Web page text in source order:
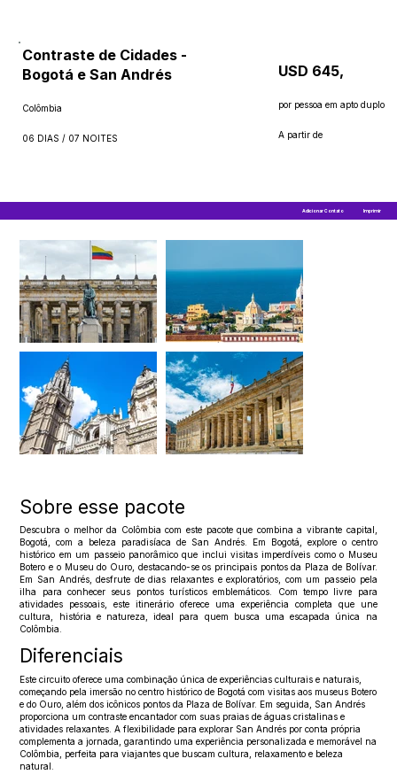
Adicionar Contato Imprimir
Contraste de Cidades -
Bogotá e San Andrés
Colômbia
06 DIAS / 07 NOITES A partir de
USD 645,
por pessoa em apto duplo
Sobre esse pacote
Descubra o melhor da Colômbia com este pacote que combina a vibrante capital,
Bogotá, com a beleza paradisíaca de San Andrés. Em Bogotá, explore o centro
histórico em um passeio panorâmico que inclui visitas imperdíveis como o Museu
Botero e o Museu do Ouro, destacando-se os principais pontos da Plaza de Bolívar.
Em San Andrés, desfrute de dias relaxantes e exploratórios, com um passeio pela
ilha para conhecer seus pontos turísticos emblemáticos. Com tempo livre para
atividades pessoais, este itinerário oferece uma experiência completa que une
cultura, história e natureza, ideal para quem busca uma escapada única na
Colômbia.
Diferenciais
Este circuito oferece uma combinação única de experiências culturais e naturais,
começando pela imersão no centro histórico de Bogotá com visitas aos museus Botero
e do Ouro, além dos icônicos pontos da Plaza de Bolívar. Em seguida, San Andrés
proporciona um contraste encantador com suas praias de águas cristalinas e
atividades relaxantes. A flexibilidade para explorar San Andrés por conta própria
complementa a jornada, garantindo uma experiência personalizada e memorável na
Colômbia, perfeita para viajantes que buscam cultura, relaxamento e beleza
natural.